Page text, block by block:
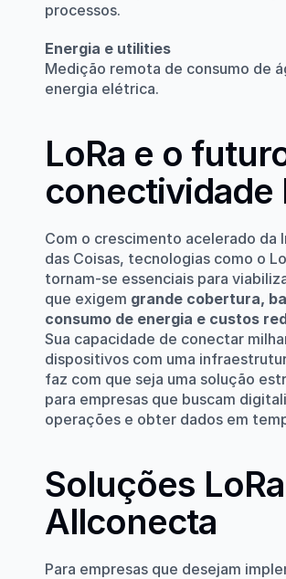
processos.
Energia e utilities
Medição remota de consumo de
energia elétrica.
LoRa e o
conectividade
Com o crescimento acelerado da
das Coisas, tecnologias como o
tornam-se essenciais para
que exigem grande cobertura,
consumo de energia e custos
Sua capacidade de conectar
dispositivos com uma
faz com que seja uma solução
para empresas que buscam
operações e obter dados em
Soluções
Allconecta
Para empresas que desejam